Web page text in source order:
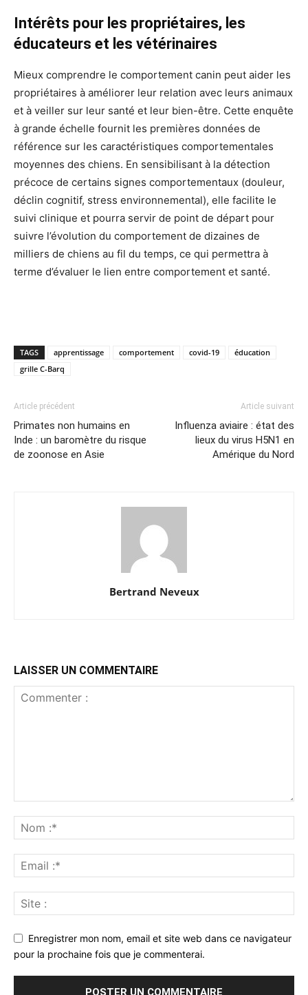
Intérêts pour les propriétaires, les
éducateurs et les vétérinaires
Mieux comprendre le comportement canin peut aider les
propriétaires à améliorer leur relation avec leurs animaux
et à veiller sur leur santé et leur bien-être. Cette enquête
à grande échelle fournit les premières données de
référence sur les caractéristiques comportementales
moyennes des chiens. En sensibilisant à la détection
précoce de certains signes comportementaux (douleur,
déclin cognitif, stress environnemental), elle facilite le
suivi clinique et pourra servir de point de départ pour
suivre l’évolution du comportement de dizaines de
milliers de chiens au fil du temps, ce qui permettra à
terme d’évaluer le lien entre comportement et santé.
TAGS apprentissage comportement covid-19
éducation
grille C-Barq
Article précédent
Primates non humains en
Inde : un baromètre du risque
de zoonose en Asie
Article suivant
Influenza aviaire : état des
lieux du virus H5N1 en
Amérique du Nord
Bertrand Neveux
LAISSER UN COMMENTAIRE
Enregistrer mon nom, email et site web dans ce navigateur
pour la prochaine fois que je commenterai.